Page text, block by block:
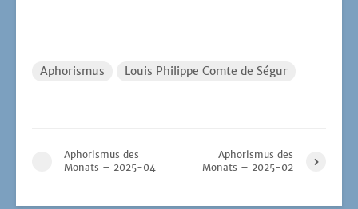
Aphorismus Louis Philippe Comte de Ségur
Aphorismus des
Monats – 2025-04
Aphorismus des
Monats – 2025-02